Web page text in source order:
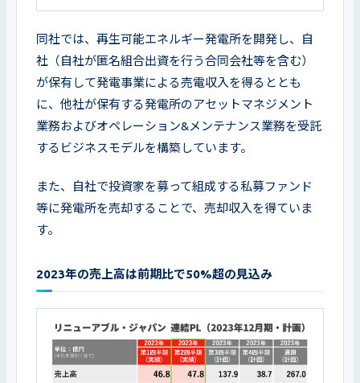
同社では、再生可能エネルギー発電所を開発し、自
社（自社が匿名組合出資を行う合同会社等を含む）
が保有して発電事業による売電収入を得るととも
に、他社が保有する発電所のアセットマネジメント
業務およびオペレーション&メンテナンス業務を受託
するビジネスモデルを構築しています。
また、自社で投資家を募って組成する私募ファンド
等に発電所を売却することで、売却収入を得ていま
す。
2023年の売上高は前期比で50%超の見込み